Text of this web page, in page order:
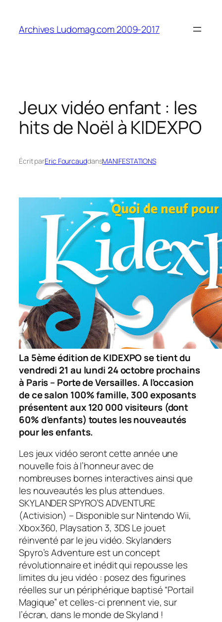
contenu
Archives Ludomag.com 2009-2017
Jeux vidéo enfant : les
hits de Noël à KIDEXPO
Écrit parEric FourcauddansMANIFESTATIONS
La 5ème édition de KIDEXPO se tient du
vendredi 21 au lundi 24 octobre prochains
à Paris – Porte de Versailles. A l’occasion
de ce salon 100% famille, 300 exposants
présentent aux 120 000 visiteurs (dont
60% d’enfants) toutes les nouveautés
pour les enfants.
Les jeux vidéo seront cette année une
nouvelle fois à l’honneur avec de
nombreuses bornes interactives ainsi que
les nouveautés les plus attendues.
SKYLANDER SPYRO’S ADVENTURE
(Activision) – Disponible sur Nintendo Wii,
Xbox360, Playsation 3, 3DS Le jouet
réinventé par le jeu vidéo. Skylanders
Spyro’s Adventure est un concept
révolutionnaire et inédit qui repousse les
limites du jeu vidéo : posez des figurines
réelles sur un périphérique baptisé “Portail
Magique” et celles-ci prennent vie, sur
l’écran, dans le monde de Skyland !